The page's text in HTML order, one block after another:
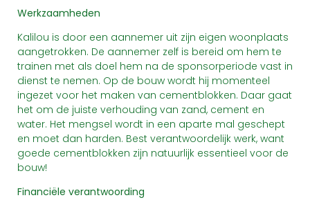
Werkzaamheden
Kalilou is door een aannemer uit zijn eigen woonplaats
aangetrokken. De aannemer zelf is bereid om hem te
trainen met als doel hem na de sponsorperiode vast in
dienst te nemen. Op de bouw wordt hij momenteel
ingezet voor het maken van cementblokken. Daar gaat
het om de juiste verhouding van zand, cement en
water. Het mengsel wordt in een aparte mal geschept
en moet dan harden. Best verantwoordelijk werk, want
goede cementblokken zijn natuurlijk essentieel voor de
bouw!
Financiële verantwoording